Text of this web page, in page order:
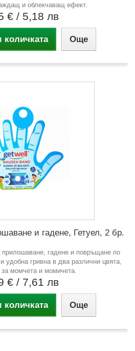
и облекчаващ ефект.
€ / 5,18 лв
Още
и гадене, Гетуел, 2 бр.
гадене и повръщане по
удобна гривна в два различни цвята,
момчета и момичета.
€ / 7,61 лв
Още